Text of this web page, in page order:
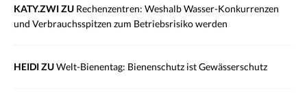
KATY.ZWI ZU Rechenzentren: Weshalb Wasser-Konkurrenzen
und Verbrauchsspitzen zum Betriebsrisiko werden
HEIDI ZUWelt-Bienentag: Bienenschutz ist Gewässerschutz